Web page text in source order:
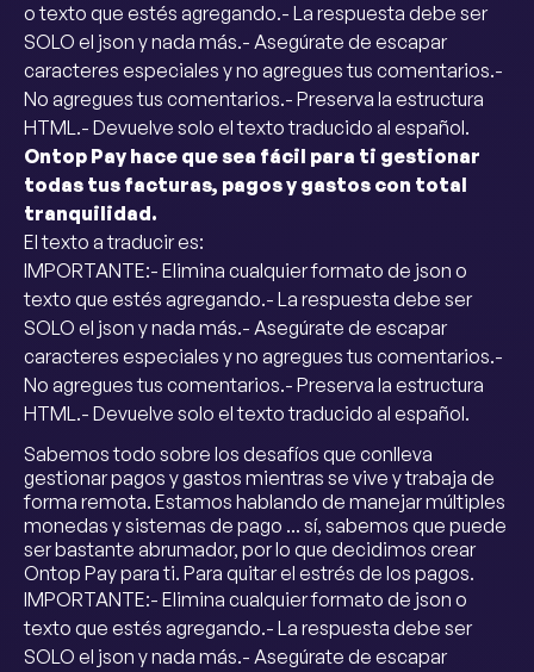
o texto que estés agregando.- La respuesta debe ser
SOLO el json y nada más.- Asegúrate de escapar
caracteres especiales y no agregues tus comentarios.-
No agregues tus comentarios.- Preserva la estructura
HTML.- Devuelve solo el texto traducido al español.
Ontop Pay hace que sea fácil para ti gestionar
todas tus facturas, pagos y gastos con total
tranquilidad.
El texto a traducir es:
‍IMPORTANTE:- Elimina cualquier formato de json o
texto que estés agregando.- La respuesta debe ser
SOLO el json y nada más.- Asegúrate de escapar
caracteres especiales y no agregues tus comentarios.-
No agregues tus comentarios.- Preserva la estructura
HTML.- Devuelve solo el texto traducido al español.
Sabemos todo sobre los desafíos que conlleva
gestionar pagos y gastos mientras se vive y trabaja de
forma remota. Estamos hablando de manejar múltiples
monedas y sistemas de pago ... sí, sabemos que puede
ser bastante abrumador, por lo que decidimos crear
Ontop Pay para ti. Para quitar el estrés de los pagos.
IMPORTANTE:- Elimina cualquier formato de json o
texto que estés agregando.- La respuesta debe ser
SOLO el json y nada más.- Asegúrate de escapar